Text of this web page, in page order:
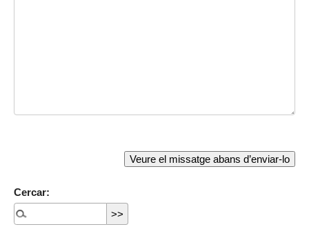
Cercar: